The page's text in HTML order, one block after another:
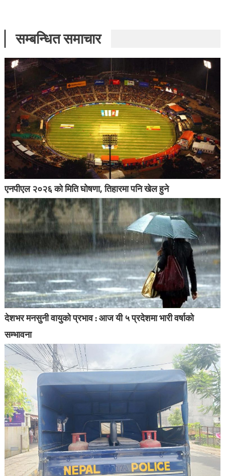
सम्बन्धित समाचार
एनपीएल २०२६ को मिति घोषणा, तिहारमा पनि खेल हुने
देशभर मनसुनी वायुको प्रभाव : आज यी ५ प्रदेशमा भारी वर्षाको
सम्भावना